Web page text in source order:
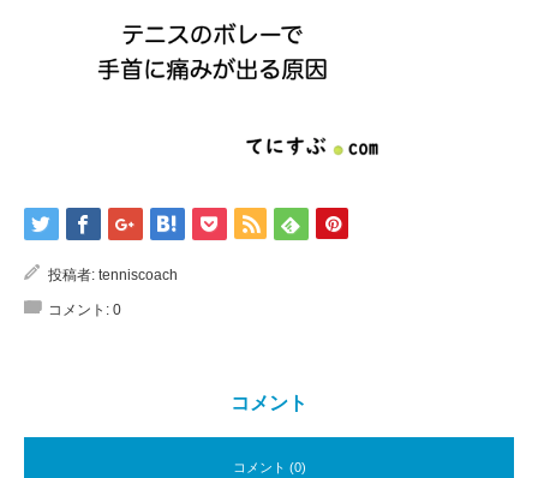
投稿者: tenniscoach
コメント: 0
コメント
コメント (0)